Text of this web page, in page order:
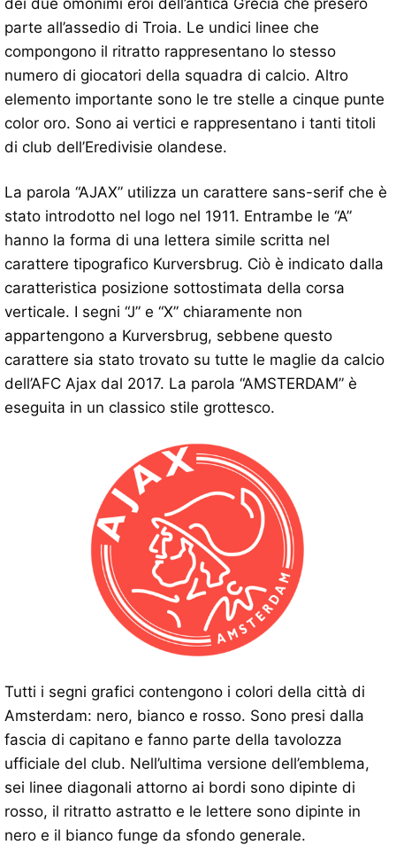
dei due omonimi eroi dell’antica Grecia che presero
parte all’assedio di Troia. Le undici linee che
compongono il ritratto rappresentano lo stesso
numero di giocatori della squadra di calcio. Altro
elemento importante sono le tre stelle a cinque punte
color oro. Sono ai vertici e rappresentano i tanti titoli
di club dell’Eredivisie olandese.
La parola “AJAX” utilizza un carattere sans-serif che è
stato introdotto nel logo nel 1911. Entrambe le “A”
hanno la forma di una lettera simile scritta nel
carattere tipografico Kurversbrug. Ciò è indicato dalla
caratteristica posizione sottostimata della corsa
verticale. I segni “J” e “X” chiaramente non
appartengono a Kurversbrug, sebbene questo
carattere sia stato trovato su tutte le maglie da calcio
dell’AFC Ajax dal 2017. La parola “AMSTERDAM” è
eseguita in un classico stile grottesco.
Tutti i segni grafici contengono i colori della città di
Amsterdam: nero, bianco e rosso. Sono presi dalla
fascia di capitano e fanno parte della tavolozza
ufficiale del club. Nell’ultima versione dell’emblema,
sei linee diagonali attorno ai bordi sono dipinte di
rosso, il ritratto astratto e le lettere sono dipinte in
nero e il bianco funge da sfondo generale.